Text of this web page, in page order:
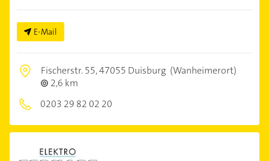
E-Mail
Fischerstr. 55,47055 Duisburg (Wanheimerort)
2,6 km
0203 29 82 02 20